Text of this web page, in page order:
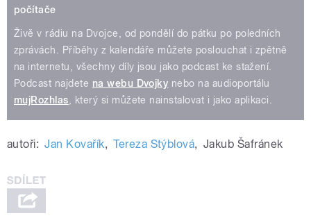
počítače
Živě v rádiu na Dvojce, od pondělí do pátku po poledních
zprávách. Příběhy z kalendáře můžete poslouchat i zpětně
na internetu, všechny díly jsou jako podcast ke stažení.
Podcast najdete na webu Dvojky nebo na audioportálu
mujRozhlas, který si můžete nainstalovat i jako aplikaci.
autoři: Jan Kovařík, Tereza Stýblová, Jakub Šafránek